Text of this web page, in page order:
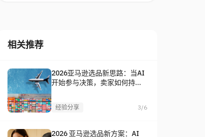
相关推荐
2026亚马逊选品新思路：当AI
开始参与决策，卖家如何持续
经验分享 3/6
2026 亚马逊选品新方案：AI